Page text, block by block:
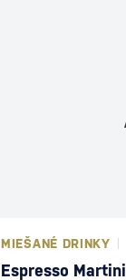
MIEŠANÉ DRINKY
Espresso